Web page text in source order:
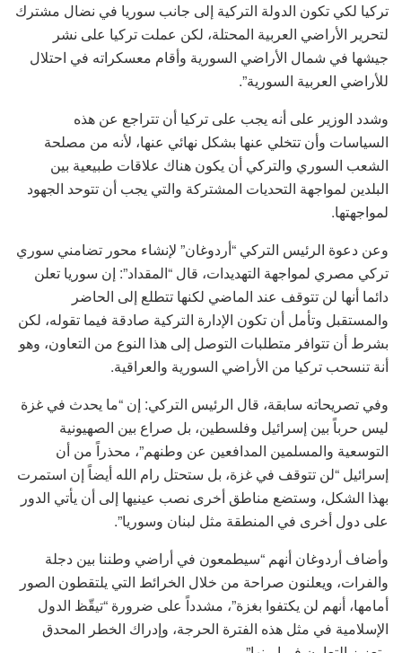
تركيا لكي تكون الدولة التركية إلى جانب سوريا في نضال مشترك
لتحرير الأراضي العربية المحتلة، لكن عملت تركيا على نشر
جيشها في شمال الأراضي السورية وأقام معسكراته في احتلال
للأراضي العربية السورية”.
وشدد الوزير على أنه يجب على تركيا أن تتراجع عن هذه
السياسات وأن تتخلي عنها بشكل نهائي عنها، لأنه من مصلحة
الشعب السوري والتركي أن يكون هناك علاقات طبيعية بين
البلدين لمواجهة التحديات المشتركة والتي يجب أن تتوحد الجهود
لمواجهتها.
وعن دعوة الرئيس التركي “أردوغان” لإنشاء محور تضامني سوري
تركي مصري لمواجهة التهديدات، قال “المقداد”: إن سوريا تعلن
دائما أنها لن تتوقف عند الماضي لكنها تتطلع إلى الحاضر
والمستقبل وتأمل أن تكون الإدارة التركية صادقة فيما تقوله، لكن
بشرط أن تتوافر متطلبات التوصل إلى هذا النوع من التعاون، وهو
أنة تنسحب تركيا من الأراضي السورية والعراقية.
وفي تصريحاته سابقة، قال الرئيس التركي: إن “ما يحدث في غزة
ليس حرباً بين إسرائيل وفلسطين، بل صراع بين الصهيونية
التوسعية والمسلمين المدافعين عن وطنهم”، محذراً من أن
إسرائيل “لن تتوقف في غزة، بل ستحتل رام الله أيضاً إن استمرت
بهذا الشكل، وستضع مناطق أخرى نصب عينيها إلى أن يأتي الدور
على دول أخرى في المنطقة مثل لبنان وسوريا”.
وأضاف أردوغان أنهم “سيطمعون في أراضي وطننا بين دجلة
والفرات، ويعلنون صراحة من خلال الخرائط التي يلتقطون الصور
أمامها، أنهم لن يكتفوا بغزة”، مشدداً على ضرورة “تيقّظ الدول
الإسلامية في مثل هذه الفترة الحرجة، وإدراك الخطر المحدق